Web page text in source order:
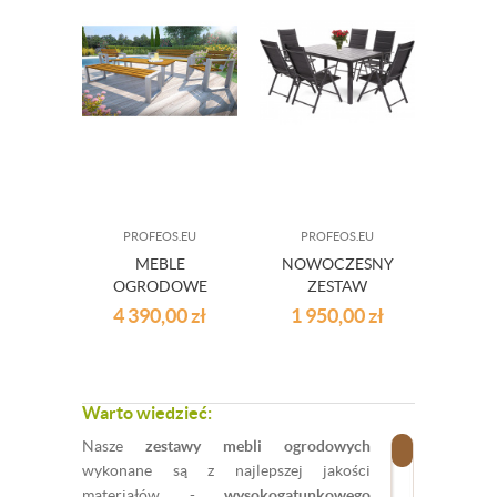
PROFEOS.EU
MEBLE
OGRODOWE
KOMPLET 5ELEM.
4 390,00zł
PROFEOS.EU
NOWOCZESNY
ZESTAW
OGRODOWY
1 950,00zł
Warto wiedzieć:
Nasze zestawy mebli ogrodowych
wykonane są z najlepszej jakości